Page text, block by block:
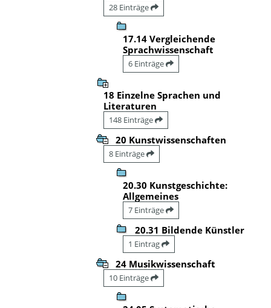
28 Einträge
17.14 Vergleichende
Sprachwissenschaft
6 Einträge
18 Einzelne Sprachen und
Literaturen
148 Einträge
20 Kunstwissenschaften
8 Einträge
20.30 Kunstgeschichte:
Allgemeines
7 Einträge
20.31 Bildende Künstler
1 Eintrag
24 Musikwissenschaft
10 Einträge